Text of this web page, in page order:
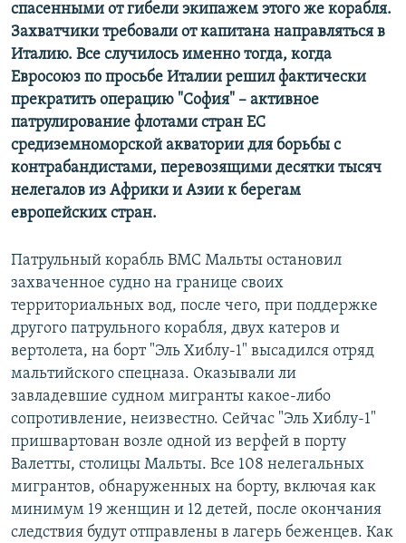
спасенными от гибели экипажем этого же корабля.
Захватчики требовали от капитана направляться в
Италию. Все случилось именно тогда, когда
Евросоюз по просьбе Италии решил фактически
прекратить операцию "София" – активное
патрулирование флотами стран ЕС
средиземноморской акватории для борьбы с
контрабандистами, перевозящими десятки тысяч
нелегалов из Африки и Азии к берегам
европейских стран.
Патрульный корабль ВМС Мальты остановил
захваченное судно на границе своих
территориальных вод, после чего, при поддержке
другого патрульного корабля, двух катеров и
вертолета, на борт "Эль Хиблу-1" высадился отряд
мальтийского спецназа. Оказывали ли
завладевшие судном мигранты какое-либо
сопротивление, неизвестно. Сейчас "Эль Хиблу-1"
пришвартован возле одной из верфей в порту
Валетты, столицы Мальты. Все 108 нелегальных
мигрантов, обнаруженных на борту, включая как
минимум 19 женщин и 12 детей, после окончания
следствия будут отправлены в лагерь беженцев. Как